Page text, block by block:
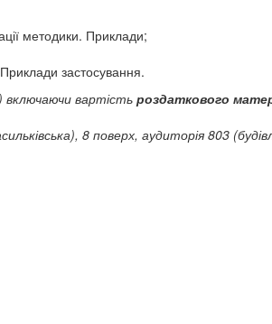
методики. Приклади;
застосування.
вартість роздаткового
8 поверх, аудиторія 803